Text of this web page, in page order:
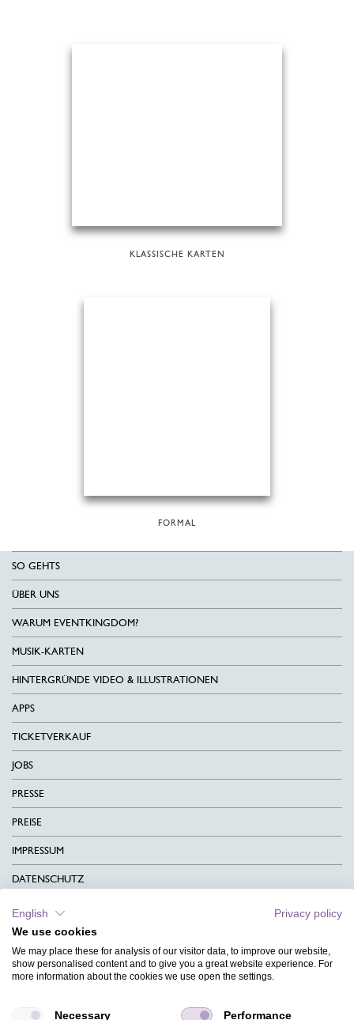
KLASSISCHE KARTEN
FORMAL
SO GEHTS
ÜBER UNS
WARUM EVENTKINGDOM?
MUSIK-KARTEN
HINTERGRÜNDE VIDEO & ILLUSTRATIONEN
APPS
TICKETVERKAUF
JOBS
PRESSE
PREISE
IMPRESSUM
DATENSCHUTZ
KONTAKT
AGB
CHARITY
English
Privacy policy
We use cookies
We may place these for analysis of our visitor data, to improve our website,
show personalised content and to give you a great website experience. For
more information about the cookies we use open the settings.
Necessary Performance